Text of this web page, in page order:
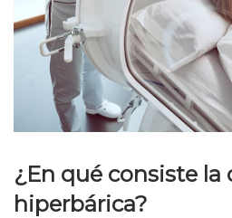
¿En qué consiste
hiperbárica?